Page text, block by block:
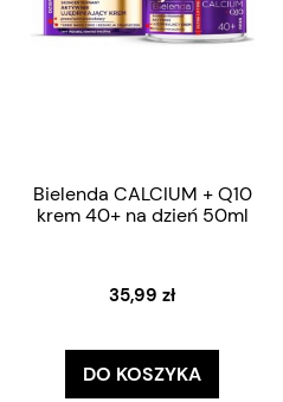
Bielenda CALCIUM + Q10
krem 40+ na dzień 50ml
35,99 zł
DO KOSZYKA